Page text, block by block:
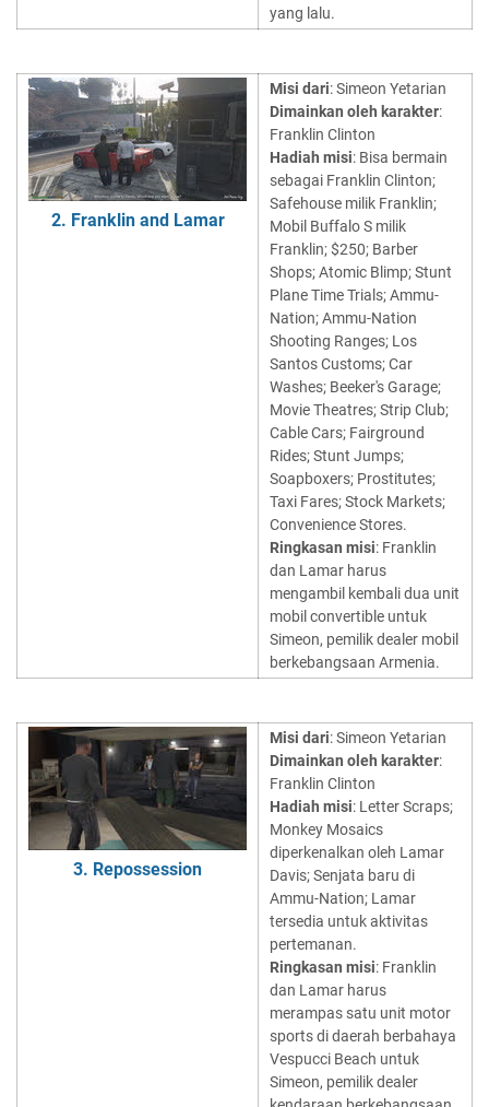
yang lalu.
2. Franklin and Lamar
Misi dari: Simeon Yetarian
Dimainkan oleh karakter:
Franklin Clinton
Hadiah misi: Bisa bermain
sebagai Franklin Clinton;
Safehouse milik Franklin;
Mobil Buffalo S milik
Franklin; $250; Barber
Shops; Atomic Blimp; Stunt
Plane Time Trials; Ammu-
Nation; Ammu-Nation
Shooting Ranges; Los
Santos Customs; Car
Washes; Beeker's Garage;
Movie Theatres; Strip Club;
Cable Cars; Fairground
Rides; Stunt Jumps;
Soapboxers; Prostitutes;
Taxi Fares; Stock Markets;
Convenience Stores.
Ringkasan misi: Franklin
dan Lamar harus
mengambil kembali dua unit
mobil convertible untuk
Simeon, pemilik dealer mobil
berkebangsaan Armenia.
3. Repossession
Misi dari: Simeon Yetarian
Dimainkan oleh karakter:
Franklin Clinton
Hadiah misi: Letter Scraps;
Monkey Mosaics
diperkenalkan oleh Lamar
Davis; Senjata baru di
Ammu-Nation; Lamar
tersedia untuk aktivitas
pertemanan.
Ringkasan misi: Franklin
dan Lamar harus
merampas satu unit motor
sports di daerah berbahaya
Vespucci Beach untuk
Simeon, pemilik dealer